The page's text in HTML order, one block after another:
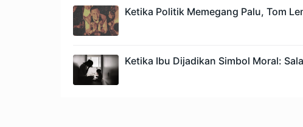
Ketika Politik Memegang Palu, Tom
Ketika Ibu Dijadikan Simbol Moral: